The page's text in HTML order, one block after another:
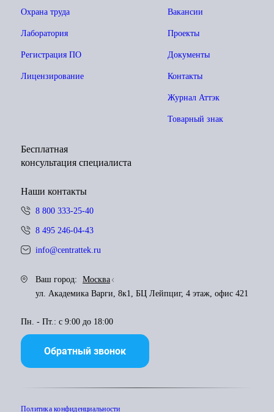
Вакансии
Проекты
Документы
Контакты
Журнал Аттэк
Товарный знак
Охрана труда
Лаборатория
Регистрация ПО
Лицензирование
Бесплатная
консультация специалиста
Наши контакты
8 800 333-25-40
8 495 246-04-43
info@centrattek.ru
Ваш город:
Москва
ул. Академика Варги, 8к1, БЦ Лейпциг, 4 этаж, офис 421
Пн. - Пт.: с 9:00 до 18:00
Обратный звонок
Политика конфиденциальности